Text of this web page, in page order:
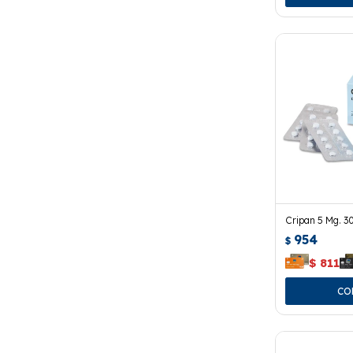
Cripan 5 Mg.
$ 954
$ 811